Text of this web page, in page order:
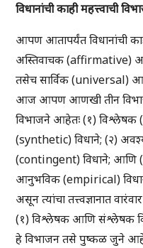
विधानांची काही महत्त्वाची
आपण आतापर्यंत विधानांची
अस्तिवाचक (affirmative)
तसेच सार्विक (universal)
आज आपण आणखी तीन
विभाजने आहेतः (१)
(synthetic) विधाने; (२)
(contingent) विधाने; आणि
आनुभविक (empirical)
असून त्यांचा तत्त्वज्ञानात
(१) विश्लेषक आणि संश्लेषक
हे विभाजन तसे पुष्कळ जुने